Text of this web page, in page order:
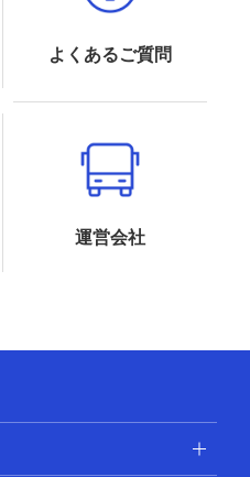
よくあるご質問
運営会社